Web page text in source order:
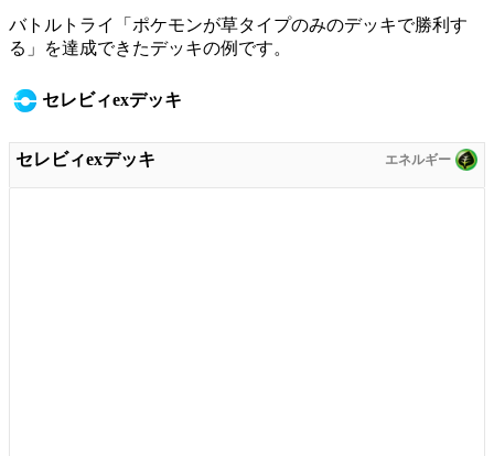
バトルトライ「ポケモンが草タイプのみのデッキで勝利す
る」を達成できたデッキの例です。
セレビィexデッキ
セレビィexデッキ